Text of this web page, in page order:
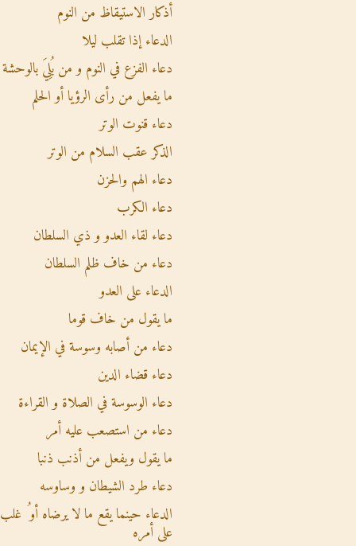
أذكار الاستيقاظ من النوم
الدعاء إذا تقلب ليلا
دعاء الفزع في النوم و من بُلِيَ بالوحشة
ما يفعل من رأى الرؤيا أو الحلم
دعاء قنوت الوتر
الذكر عقب السلام من الوتر
دعاء الهم والحزن
دعاء الكرب
دعاء لقاء العدو و ذي السلطان
دعاء من خاف ظلم السلطان
الدعاء على العدو
ما يقول من خاف قوما
دعاء من أصابه وسوسة في الإيمان
دعاء قضاء الدين
دعاء الوسوسة في الصلاة و القراءة
دعاء من استصعب عليه أمر
ما يقول ويفعل من أذنب ذنبا
دعاء طرد الشيطان و وساوسه
الدعاء حينما يقع ما لا يرضاه أو ُ غلب
على أمره